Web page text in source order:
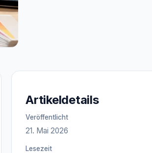
Artikeldetails
Veröffentlicht
21. Mai 2026
Lesezeit